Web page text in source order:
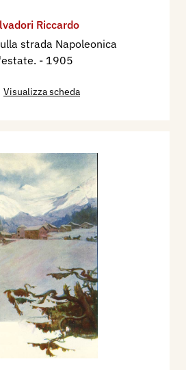
Riccardo
strada Napoleonica
- 1905
Visualizza scheda